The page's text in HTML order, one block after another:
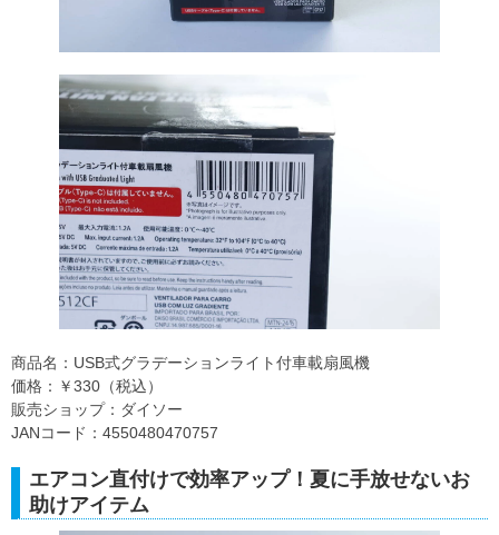
商品名：USB式グラデーションライト付車載扇風機
価格：￥330（税込）
販売ショップ：ダイソー
JANコード：4550480470757
エアコン直付けで効率アップ！夏に手放せないお
助けアイテム